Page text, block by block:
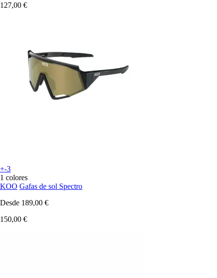
127,00 €
+-3
1 colores
KOO Gafas de sol Spectro
Desde 189,00 €
150,00 €